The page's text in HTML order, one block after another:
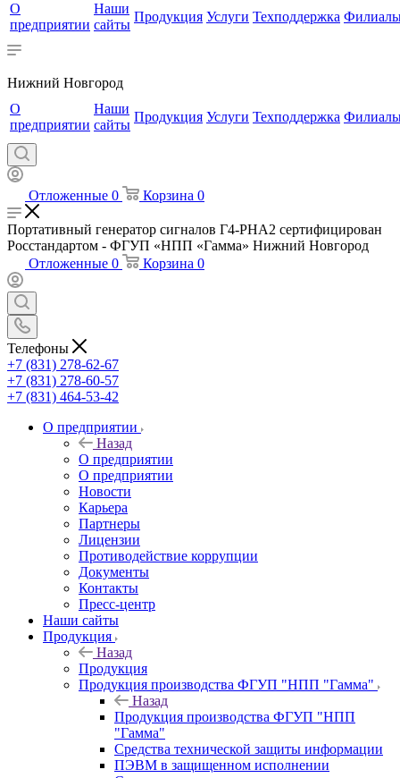
О
предприятии
Наши
сайты
Продукция Услуги Техподдержка
Нижний Новгород
О
предприятии
Наши
сайты
Продукция Услуги Техподдержка
Отложенные 0 Корзина 0
Портативный генератор сигналов Г4-РНА2 сертифицирован
Росстандартом - ФГУП «НПП «Гамма» Нижний Новгород
Отложенные 0 Корзина 0
Телефоны
+7 (831) 278-62-67
+7 (831) 278-60-57
+7 (831) 464-53-42
О предприятии
Назад
О предприятии
О предприятии
Новости
Карьера
Партнеры
Лицензии
Противодействие коррупции
Документы
Контакты
Пресс-центр
Наши сайты
Продукция
Назад
Продукция
Продукция производства ФГУП "НПП "Гамма"
Назад
Продукция производства ФГУП "НПП
"Гамма"
Средства технической защиты информации
ПЭВМ в защищенном исполнении